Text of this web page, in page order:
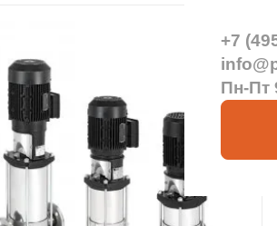
+7
Пн-Пт